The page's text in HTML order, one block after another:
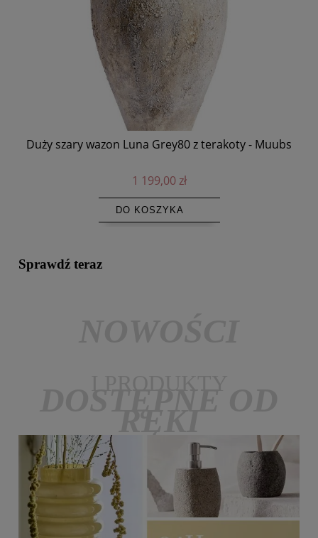
Duży szary wazon Luna Grey80 z terakoty - Muubs
1 199,00 zł
DO KOSZYKA
Sprawdź teraz